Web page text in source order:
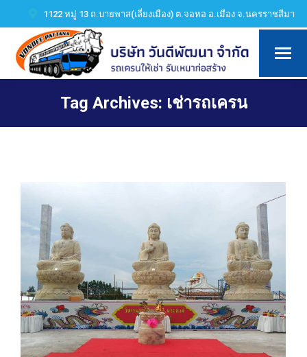
1122 หมู่ 13 ถ.บายพาส(เลี่ยงเมือง) ต.จอหอ อ.เมือง จ.นครราชสีมา
Tag Archives: เช่ารถเครน
You are here: